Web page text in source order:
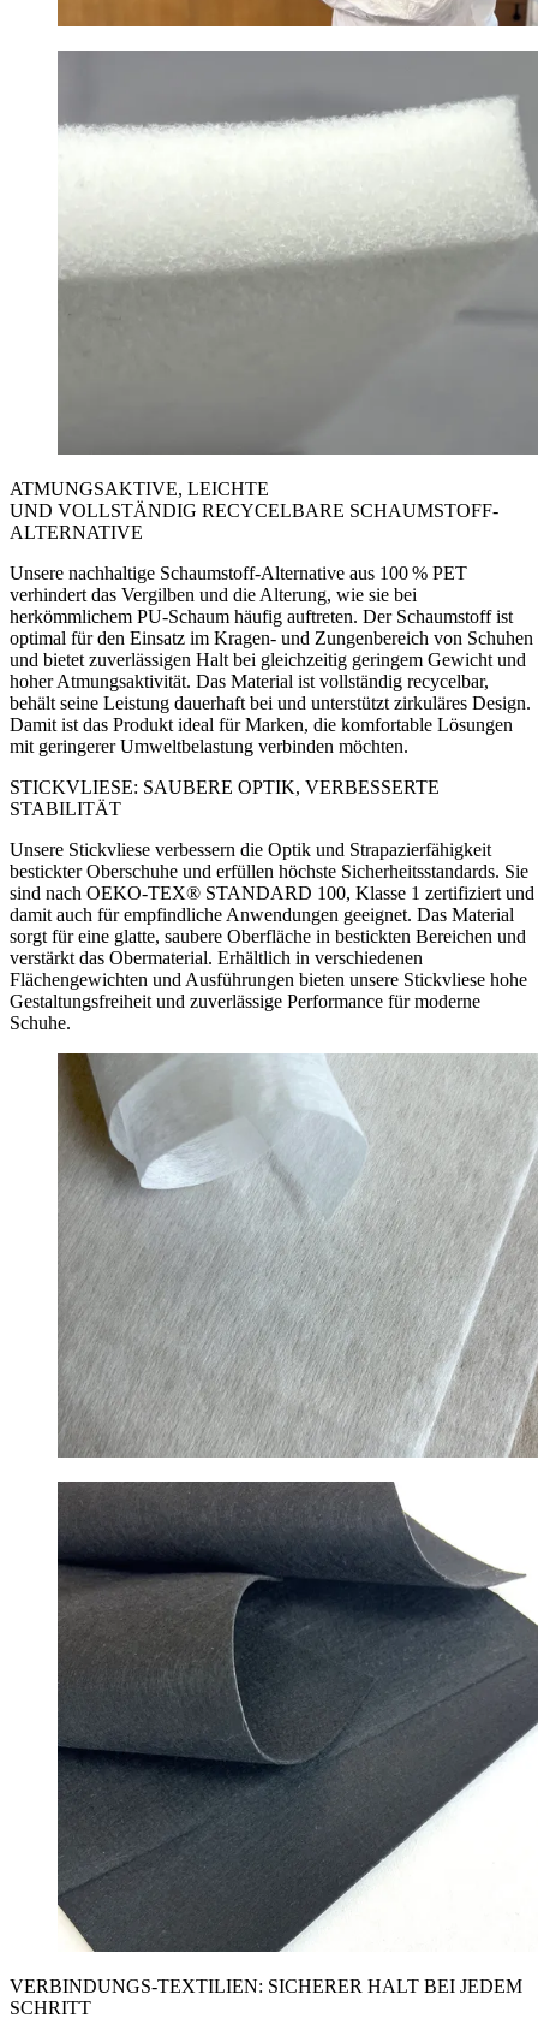
ATMUNGSAKTIVE, LEICHTE
UND VOLLSTÄNDIG RECYCELBARE SCHAUMSTOFF-
ALTERNATIVE
Unsere nachhaltige Schaumstoff-Alternative aus 100 % PET
verhindert das Vergilben und die Alterung, wie sie bei
herkömmlichem PU-Schaum häufig auftreten. Der Schaumstoff ist
optimal für den Einsatz im Kragen- und Zungenbereich von Schuhen
und bietet zuverlässigen Halt bei gleichzeitig geringem Gewicht und
hoher Atmungsaktivität. Das Material ist vollständig recycelbar,
behält seine Leistung dauerhaft bei und unterstützt zirkuläres Design.
Damit ist das Produkt ideal für Marken, die komfortable Lösungen
mit geringerer Umweltbelastung verbinden möchten.
STICKVLIESE: SAUBERE OPTIK, VERBESSERTE
STABILITÄT
Unsere Stickvliese verbessern die Optik und Strapazierfähigkeit
bestickter Oberschuhe und erfüllen höchste Sicherheitsstandards. Sie
sind nach OEKO-TEX® STANDARD 100, Klasse 1 zertifiziert und
damit auch für empfindliche Anwendungen geeignet. Das Material
sorgt für eine glatte, saubere Oberfläche in bestickten Bereichen und
verstärkt das Obermaterial. Erhältlich in verschiedenen
Flächengewichten und Ausführungen bieten unsere Stickvliese hohe
Gestaltungsfreiheit und zuverlässige Performance für moderne
Schuhe.
VERBINDUNGS-TEXTILIEN: SICHERER HALT BEI JEDEM
SCHRITT